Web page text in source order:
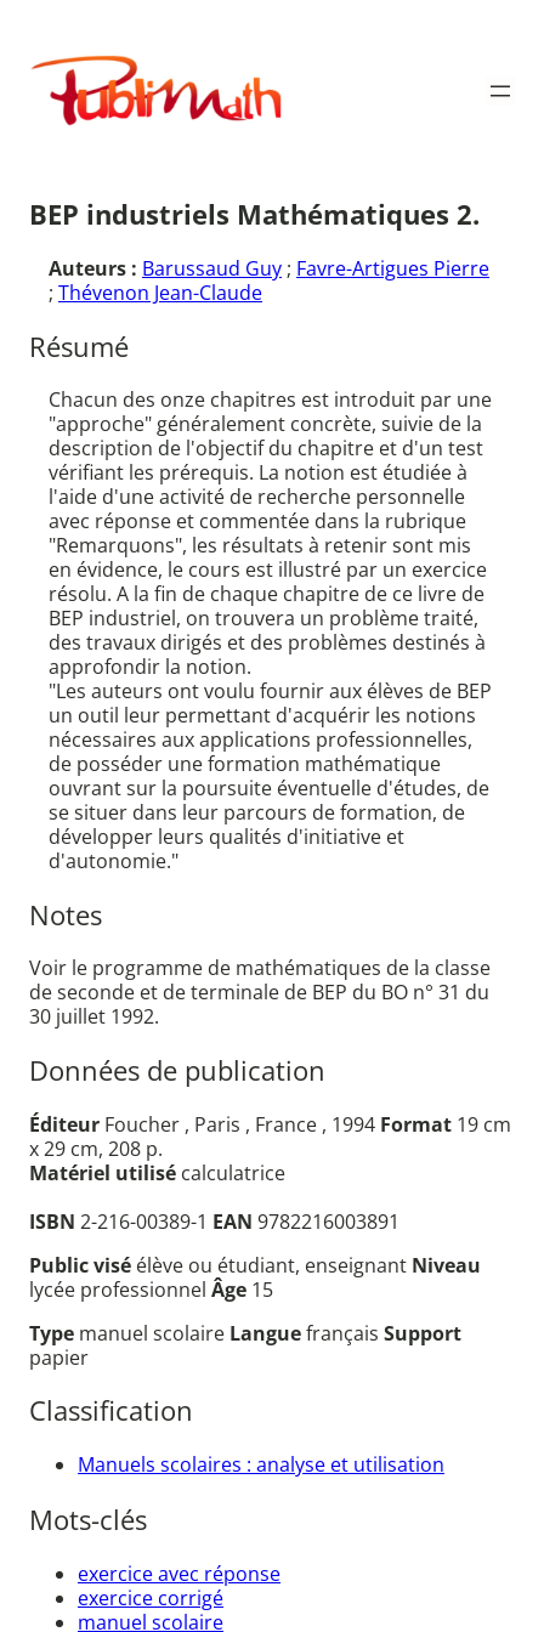
contenu
Publimath
BEP industriels Mathématiques 2.
Auteurs : Barussaud Guy ; Favre-Artigues Pierre
; Thévenon Jean-Claude
Résumé
Chacun des onze chapitres est introduit par une
"approche" généralement concrète, suivie de la
description de l'objectif du chapitre et d'un test
vérifiant les prérequis. La notion est étudiée à
l'aide d'une activité de recherche personnelle
avec réponse et commentée dans la rubrique
"Remarquons", les résultats à retenir sont mis
en évidence, le cours est illustré par un exercice
résolu. A la fin de chaque chapitre de ce livre de
BEP industriel, on trouvera un problème traité,
des travaux dirigés et des problèmes destinés à
approfondir la notion.
"Les auteurs ont voulu fournir aux élèves de BEP
un outil leur permettant d'acquérir les notions
nécessaires aux applications professionnelles,
de posséder une formation mathématique
ouvrant sur la poursuite éventuelle d'études, de
se situer dans leur parcours de formation, de
développer leurs qualités d'initiative et
d'autonomie."
Notes
Voir le programme de mathématiques de la classe
de seconde et de terminale de BEP du BO n° 31 du
30 juillet 1992.
Données de publication
Éditeur Foucher , Paris , France , 1994 Format 19 cm
x 29 cm, 208 p.
Matériel utilisé calculatrice
ISBN 2-216-00389-1 EAN 9782216003891
Public visé élève ou étudiant, enseignant Niveau
lycée professionnel Âge 15
Type manuel scolaire Languefrançais Support
papier
Classification
Manuels scolaires : analyse et utilisation
Mots-clés
exercice avec réponse
exercice corrigé
manuel scolaire